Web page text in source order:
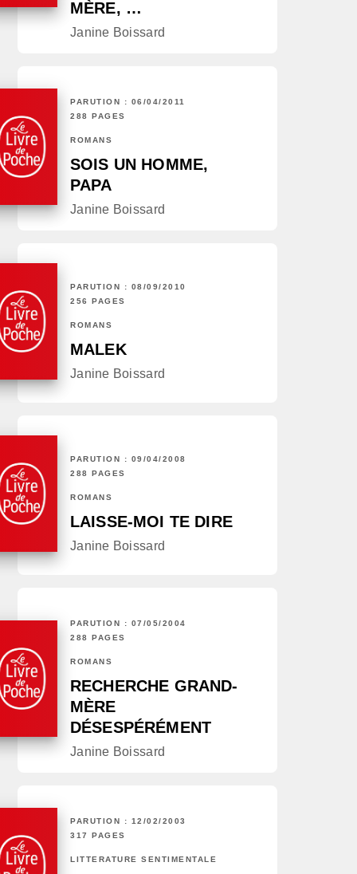
MÈRE, …
Janine Boissard
PARUTION : 06/04/2011
288 PAGES
ROMANS
SOIS UN HOMME,
PAPA
Janine Boissard
PARUTION : 08/09/2010
256 PAGES
ROMANS
MALEK
Janine Boissard
PARUTION : 09/04/2008
288 PAGES
ROMANS
LAISSE-MOI TE DIRE
Janine Boissard
PARUTION : 07/05/2004
288 PAGES
ROMANS
RECHERCHE GRAND-
MÈRE
DÉSESPÉRÉMENT
Janine Boissard
PARUTION : 12/02/2003
317 PAGES
LITTÉRATURE SENTIMENTALE